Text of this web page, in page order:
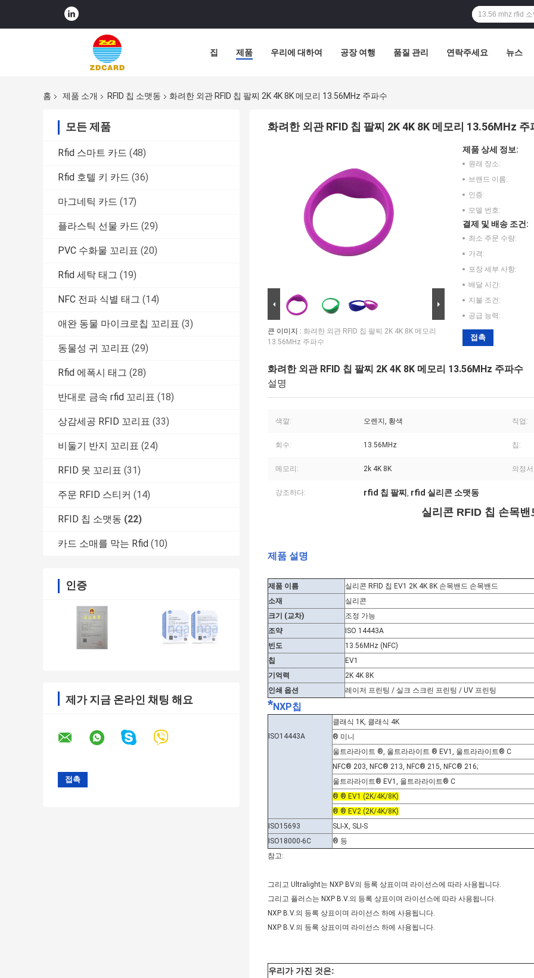
집 제품 우리에 대하여 공장 여행 품질 관리 연락주세요 뉴스
홈 제품 소개 RFID 칩 소맷동 화려한 외관 RFID 칩 팔찌 2K 4K 8K 메모리 13.56MHz 주파수
모든 제품
Rfid 스마트 카드 (48)
Rfid 호텔 키 카드 (36)
마그네틱 카드 (17)
플라스틱 선물 카드 (29)
PVC 수화물 꼬리표 (20)
Rfid 세탁 태그 (19)
NFC 전파 식별 태그 (14)
애완 동물 마이크로칩 꼬리표 (3)
동물성 귀 꼬리표 (29)
Rfid 에폭시 태그 (28)
반대로 금속 rfid 꼬리표 (18)
상감세공 RFID 꼬리표 (33)
비둘기 반지 꼬리표 (24)
RFID 못 꼬리표 (31)
주문 RFID 스티커 (14)
RFID 칩 소맷동 (22)
카드 소매를 막는 Rfid (10)
인증
제가 지금 온라인 채팅 해요
화려한 외관 RFID 칩 팔찌 2K 4K 8K 메모리 13.56MHz 주
큰 이미지 : 화려한 외관 RFID 칩 팔찌 2K 4K 8K 메모리
13.56MHz 주파수
제품 상세 정보:
원래 장소:
브랜드 이름:
인증:
모델 번호:
결제 및 배송 조건:
최소 주문 수량:
가격:
포장 세부 사항:
배달 시간:
지불 조건:
공급 능력:
접촉
화려한 외관 RFID 칩 팔찌 2K 4K 8K 메모리 13.56MHz 주파수
설명
색깔: 오렌지, 황색 직업:
회수: 13.56MHz 칩:
메모리: 2k 4K 8K 의정
강조하다: rfid 칩 팔찌 , rfid 실리콘 소맷동
실리콘 RFID 칩 손목밴
제품 설명
제품 이름
실리콘 RFID 칩 EV1 2K 4K 8K 손목밴드 손목밴드
소재
실리콘
크기 (교차)
조정 가능
조약
ISO 14443A
빈도
13.56MHz (NFC)
칩
EV1
기억력
2K 4K 8K
인쇄 옵션
레이저 프린팅 / 실크 스크린 프린팅 / UV 프린팅
*NXP칩
ISO14443A
클래식 1K, 클래식 4K
® 미니
울트라라이트 ®, 울트라라이트 ® EV1, 울트라라이트® C
NFC® 203, NFC® 213, NFC® 215, NFC® 216;
울트라라이트® EV1, 울트라라이트® C
® ® EV1 (2K/4K/8K)
® ® EV2 (2K/4K/8K)
ISO15693
SLI-X, SLI-S
ISO18000-6C
® 등
참고:
그리고 Ultralight는 NXP BV의 등록 상표이며 라이선스에 따라 사용됩니다.
그리고 플러스는 NXP B.V.의 등록 상표이며 라이선스에 따라 사용됩니다.
NXP B.V.의 등록 상표이며 라이선스 하에 사용됩니다.
NXP B.V.의 등록 상표이며 라이선스 하에 사용됩니다.
우리가 가진 것은: